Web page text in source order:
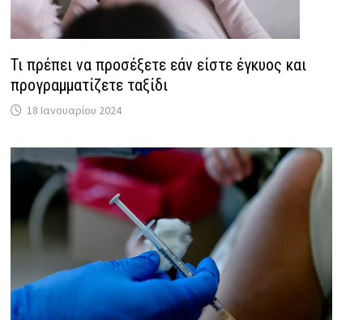
Τι πρέπει να προσέξετε εάν είστε έγκυος και
προγραμματίζετε ταξίδι
18 Ιανουαρίου 2024